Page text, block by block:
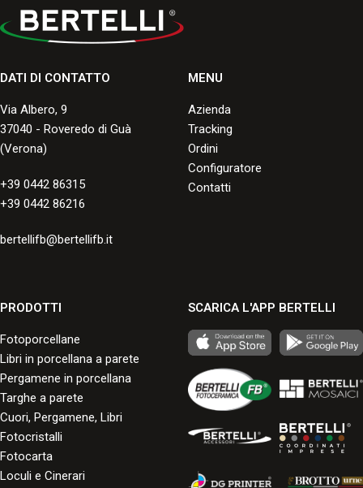
Consulta i formati disponibili.
DATI DI CONTATTO
Via Albero, 9
37040 - Roveredo di Guà
(Verona)
+39 0442 86315
+39 0442 86216
bertellifb@bertellifb.it
MENU
Azienda
Tracking
Ordini
Configuratore
Contatti
PRODOTTI
Fotoporcellane
Libri in porcellana a parete
Pergamene in porcellana
Targhe a parete
Cuori, Pergamene, Libri
Fotocristalli
Fotocarta
Loculi e Cinerari
SCARICA L'APP BERTELLI